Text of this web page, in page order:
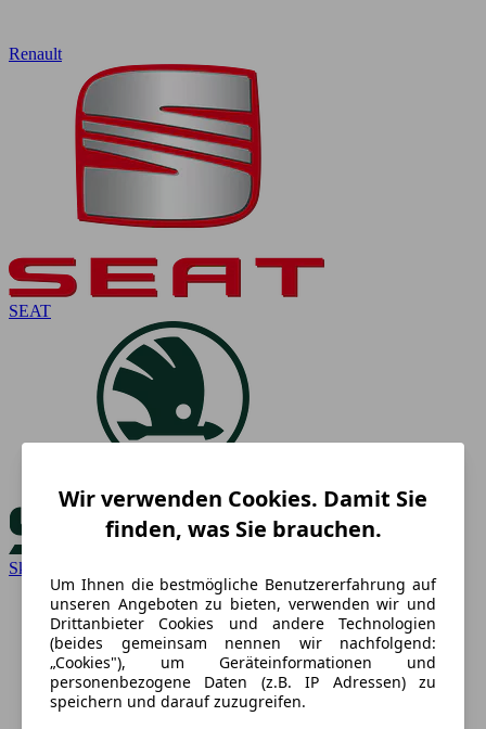
Renault
SEAT
Skoda
Wir verwenden Cookies. Damit Sie
finden, was Sie brauchen.
Um Ihnen die bestmögliche Benutzererfahrung auf
unseren Angeboten zu bieten, verwenden wir und
Drittanbieter Cookies und andere Technologien
(beides gemeinsam nennen wir nachfolgend:
„Cookies"), um Geräteinformationen und
personenbezogene Daten (z.B. IP Adressen) zu
speichern und darauf zuzugreifen.